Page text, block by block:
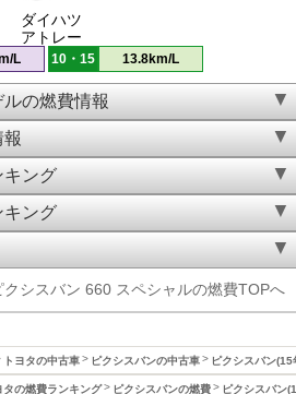
ダイハツ
アトレー
L 10・15 13.8km/L
の燃費情報
キング
キング
シスバン 660 スペシャルの燃費TOPへ
トヨタの中古車 ピクシスバンの中古車 ピクシスバン
タの燃費ランキング ピクシスバンの燃費 ピクシスバン